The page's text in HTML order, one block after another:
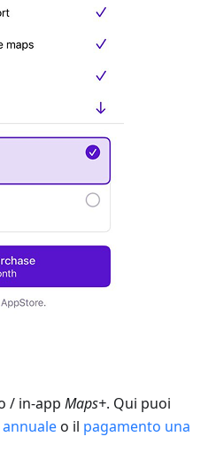
/ in-app Maps+. Qui puoi
o il pagamento una